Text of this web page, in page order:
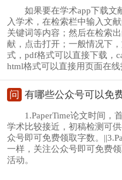
如果要在学术app下载文
入学术，在检索栏中输入文
关键词等内容；然后在检索
献，点击打开；一般情况下
式，pdf格式可以直接下载，
html格式可以直接用页面在线
问 有哪些公众号可以免
1.PaperTime论文时间，
学术比较接近，初稿检测可
众号即可免费领取字数。
一样，关注公众号即可免费
活动。